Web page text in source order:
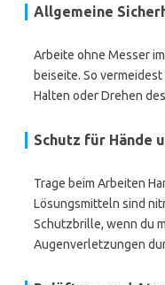
Allgemeine
Arbeite ohne Messer
beiseite. So
Halten oder Drehen
Schutz für Hände
Trage beim Arbeiten
Lösungsmitteln sind
Schutzbrille, wenn du
Augenverletzungen